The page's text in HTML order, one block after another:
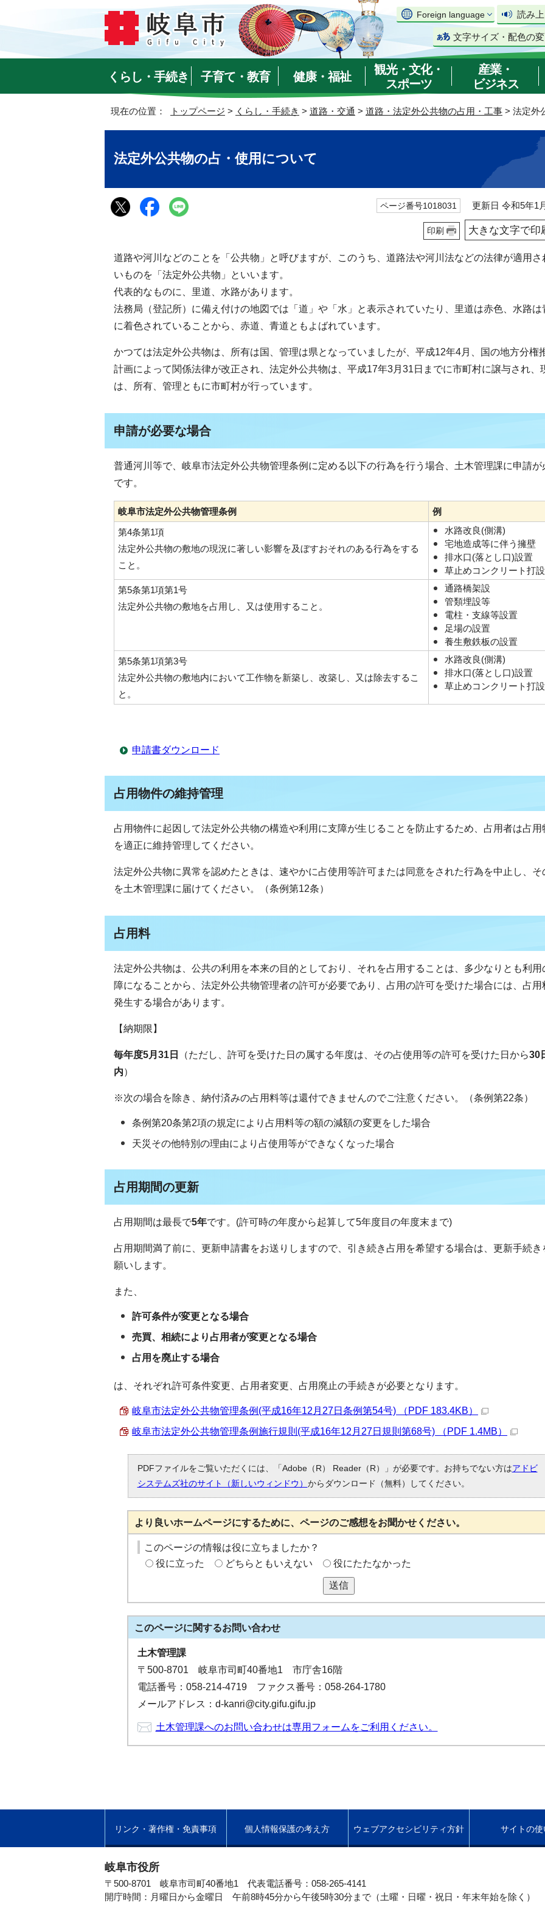
Foreign language 読み
文字サイズ・配色の
くらし・手続き 子育て・教育 健康・福祉
観光・文化・
スポーツ
産業・
ビジネス
現在の位置： トップページ > くらし・手続き > 道路・交通 > 道路・法定外公共物の占用・工事 > 法定外
法定外公共物の占・使用について
ページ番号1018031 更新日 令和5年1
印刷 大きな文字で印
道路や河川などのことを「公共物」と呼びますが、このうち、道路法や河川法などの法律が適用さ
いものを「法定外公共物」といいます。
代表的なものに、里道、水路があります。
法務局（登記所）に備え付けの地図では「道」や「水」と表示されていたり、里道は赤色、水路は
に着色されていることから、赤道、青道ともよばれています。
かつては法定外公共物は、所有は国、管理は県となっていましたが、平成12年4月、国の地方分権
計画によって関係法律が改正され、法定外公共物は、平成17年3月31日までに市町村に譲与され、
は、所有、管理ともに市町村が行っています。
申請が必要な場合
普通河川等で、岐阜市法定外公共物管理条例に定める以下の行為を行う場合、土木管理課に申請が
です。
岐阜市法定外公共物管理条例
例
第4条第1項
法定外公共物の敷地の現況に著しい影響を及ぼすおそれのある行為をする
こと。
水路改良(側溝)
宅地造成等に伴う擁壁
排水口(落とし口)設置
草止めコンクリート打設
第5条第1項第1号
法定外公共物の敷地を占用し、又は使用すること。
通路橋架設
管類埋設等
電柱・支線等設置
足場の設置
養生敷鉄板の設置
第5条第1項第3号
法定外公共物の敷地内において工作物を新築し、改築し、又は除去するこ
と。
水路改良(側溝)
排水口(落とし口)設置
草止めコンクリート打設
申請書ダウンロード
占用物件の維持管理
占用物件に起因して法定外公共物の構造や利用に支障が生じることを防止するため、占用者は占用
を適正に維持管理してください。
法定外公共物に異常を認めたときは、速やかに占使用等許可または同意をされた行為を中止し、そ
を土木管理課に届けてください。（条例第12条）
占用料
法定外公共物は、公共の利用を本来の目的としており、それを占用することは、多少なりとも利用
障になることから、法定外公共物管理者の許可が必要であり、占用の許可を受けた場合には、占用
発生する場合があります。
【納期限】
毎年度5月31日 （ただし、許可を受けた日の属する年度は、その占使用等の許可を受けた日から30
内）
※次の場合を除き、納付済みの占用料等は還付できませんのでご注意ください。（条例第22条）
条例第20条第2項の規定により占用料等の額の減額の変更をした場合
天災その他特別の理由により占使用等ができなくなった場合
占用期間の更新
占用期間は最長で5年です。(許可時の年度から起算して5年度目の年度末まで)
占用期間満了前に、更新申請書をお送りしますので、引き続き占用を希望する場合は、更新手続き
願いします。
また、
許可条件が変更となる場合
売買、相続により占用者が変更となる場合
占用を廃止する場合
は、それぞれ許可条件変更、占用者変更、占用廃止の手続きが必要となります。
岐阜市法定外公共物管理条例(平成16年12月27日条例第54号) （PDF 183.4KB）
岐阜市法定外公共物管理条例施行規則(平成16年12月27日規則第68号) （PDF 1.4MB）
PDFファイルをご覧いただくには、「Adobe（R） Reader（R）」が必要です。お持ちでない方はアドビ
システムズ社のサイト（新しいウィンドウ） からダウンロード（無料）してください。
より良いホームページにするために、ページのご感想をお聞かせください。
このページの情報は役に立ちましたか？
役に立った
どちらともいえない 役にたたなかった
送信
このページに関するお問い合わせ
土木管理課
〒500-8701 岐阜市司町40番地1 市庁舎16階
電話番号：058-214-4719 ファクス番号：058-264-1780
メールアドレス：d-kanri@city.gifu.gifu.jp
土木管理課へのお問い合わせは専用フォームをご利用ください。
リンク・著作権・免責事項 個人情報保護の考え方 ウェブアクセシビリティ方針 サイトの使
岐阜市役所
〒500-8701 岐阜市司町40番地1 代表電話番号：058-265-4141
開庁時間：月曜日から金曜日 午前8時45分から午後5時30分まで（土曜・日曜・祝日・年末年始を除く）